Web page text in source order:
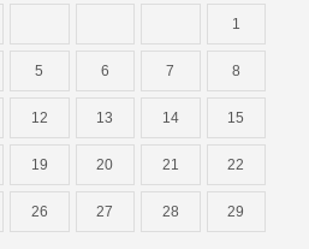
1
5 6 7 8
12 13 14 15
19 20 21 22
26 27 28 29